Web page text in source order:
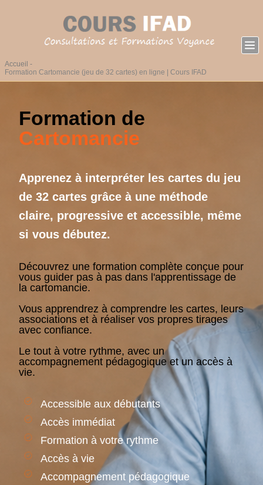
Accueil
Formation Cartomancie (jeu de 32 cartes) en ligne | Cours IFAD
Formation de
Cartomancie
Apprenez à interpréter les cartes du jeu
de 32 cartes grâce à une méthode
claire, progressive et accessible, même
si vous débutez.
Découvrez une formation complète conçue pour
vous guider pas à pas dans l'apprentissage de
la cartomancie.
Vous apprendrez à comprendre les cartes, leurs
associations et à réaliser vos propres tirages
avec confiance.
Le tout à votre rythme, avec un
accompagnement pédagogique et un accès à
vie.
Accessible aux débutants
Accès immédiat
Formation à votre rythme
Accès à vie
Accompagnement pédagogique